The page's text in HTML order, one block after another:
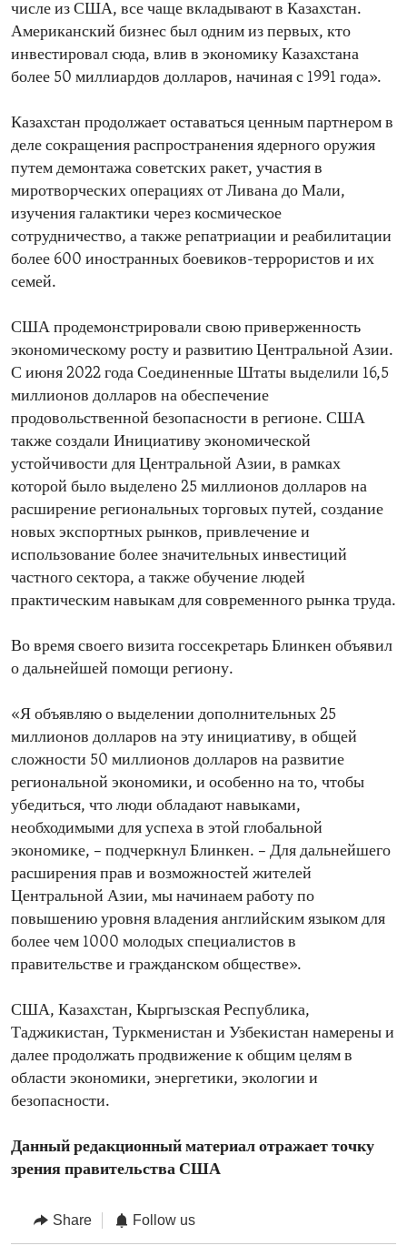
числе из США, все чаще вкладывают в Казахстан.
Американский бизнес был одним из первых, кто
инвестировал сюда, влив в экономику Казахстана
более 50 миллиардов долларов, начиная с 1991 года».
Казахстан продолжает оставаться ценным партнером в
деле сокращения распространения ядерного оружия
путем демонтажа советских ракет, участия в
миротворческих операциях от Ливана до Мали,
изучения галактики через космическое
сотрудничество, а также репатриации и реабилитации
более 600 иностранных боевиков-террористов и их
семей.
США продемонстрировали свою приверженность
экономическому росту и развитию Центральной Азии.
С июня 2022 года Соединенные Штаты выделили 16,5
миллионов долларов на обеспечение
продовольственной безопасности в регионе. США
также создали Инициативу экономической
устойчивости для Центральной Азии, в рамках
которой было выделено 25 миллионов долларов на
расширение региональных торговых путей, создание
новых экспортных рынков, привлечение и
использование более значительных инвестиций
частного сектора, а также обучение людей
практическим навыкам для современного рынка труда.
Во время своего визита госсекретарь Блинкен объявил
о дальнейшей помощи региону.
«Я объявляю о выделении дополнительных 25
миллионов долларов на эту инициативу, в общей
сложности 50 миллионов долларов на развитие
региональной экономики, и особенно на то, чтобы
убедиться, что люди обладают навыками,
необходимыми для успеха в этой глобальной
экономике, – подчеркнул Блинкен. – Для дальнейшего
расширения прав и возможностей жителей
Центральной Азии, мы начинаем работу по
повышению уровня владения английским языком для
более чем 1000 молодых специалистов в
правительстве и гражданском обществе».
США, Казахстан, Кыргызская Республика,
Таджикистан, Туркменистан и Узбекистан намерены и
далее продолжать продвижение к общим целям в
области экономики, энергетики, экологии и
безопасности.
Данный редакционный материал отражает точку
зрения правительства США
Share Follow us